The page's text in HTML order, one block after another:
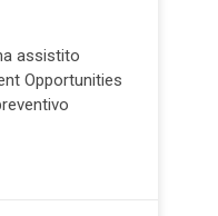
assistito
Opportunities